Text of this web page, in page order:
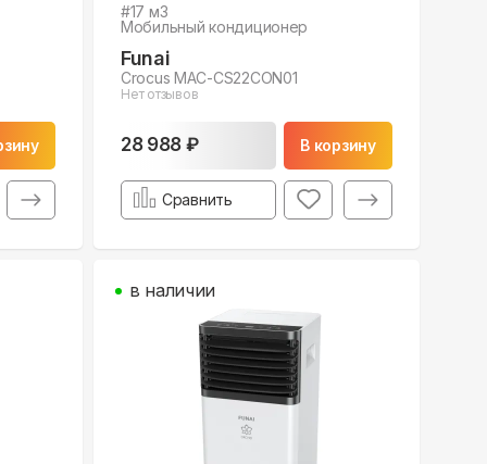
#17 м3
Мобильный кондиционер
Funai
Crocus MAC-CS22CON01
Нет отзывов
28 988 ₽ В корзину
Сравнить
в наличии